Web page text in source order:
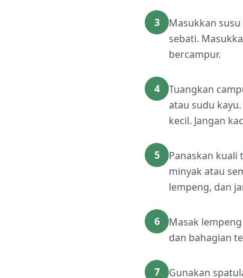
3
Masukkan
sebati.
bercampur.
4
Tuangkan
atau sudu
kecil. Jangan
5
Panaskan kuali
minyak atau
lempeng, dan
6
Masak
dan bahagian
7 Gunakan